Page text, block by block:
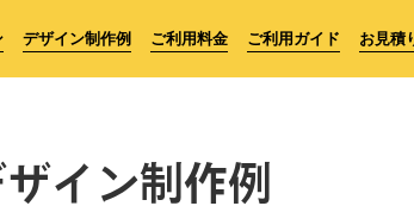
デザイン制作例 ご利用料金 ご利用ガイド お見積
ザイン制作例